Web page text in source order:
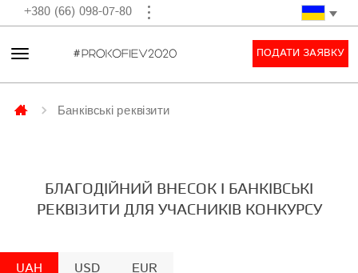
+380 (66) 098-07-80
ПОДАТИ ЗАЯВКУ
Банківські реквізити
БЛАГОДІЙНИЙ ВНЕСОК І БАНКІВСЬКІ
РЕКВІЗИТИ ДЛЯ УЧАСНИКІВ КОНКУРСУ
UAH USD EUR